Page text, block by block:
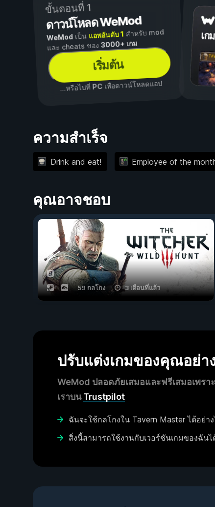
ขั้นตอนที่ 1
ดาวน์โหลด WeMod
WeModเป็น แอพอันดับ 1 สำหรับ mod
และ cheats ของ3000+ เกม
เริ่มต้น
...หรือไปที่ PCเพื่อดาวน์โหลดแอป
เก
ความสำเร็จ
Drink and eat! Employee of the
คุณอาจชอบ
59 กลโกง 3 เดือนที่แล้ว
ปรับแต่งเกมของคุณอย่า
WeMod ปลอดภัยเสมอและฟรีเสมอเพร
เราบนTrustpilot
ฉันจะใช้กลโกงใน Tavern Master ได้อย่าง
สิ่งนี้สามารถใช้งานกับเวอร์ชันเกมของฉัน